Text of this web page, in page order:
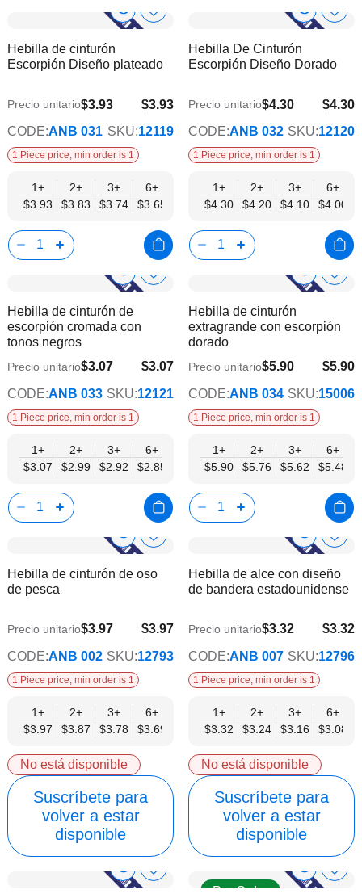
Show
Info
Añadir
lista
deseos
Hebilla de cinturón
Escorpión Diseño plateado
$3.93
$3.18
Precio unitario$3.93
CODE:ANB 031 SKU:12119
1 Piece price, min order is 1
1+
$3.93
2+
$3.83
3+
$3.74
6+
$3.65
12+
$3.46
15+
$3.37
18+
$3.27
24+
$3.18
Show
Info
lista
Hebilla De Cinturón
Escorpión Diseño Dorado
$4.30
$3.48
Precio unitario$4.30
CODE:ANB 032 SKU:12120
1 Piece price, min order is 1
1+
$4.30
2+
$4.20
3+
$4.10
6+
$4.00
Show
Info
Añadir
deseos
Hebilla de cinturón de
escorpión cromada con
tonos negros
$3.07
$2.48
Precio unitario$3.07
CODE:ANB 033 SKU:12121
1 Piece price, min order is 1
1+
$3.07
2+
$2.99
3+
$2.92
6+
$2.85
12+
$2.70
15+
$2.63
18+
$2.55
24+
$2.48
Show
Info
lista
Hebilla de cinturón
extragrande con escorpión
dorado
$5.90
$4.78
Precio unitario$5.90
CODE:ANB 034 SKU:15006
1 Piece price, min order is 1
1+
$5.90
2+
$5.76
3+
$5.62
6+
$5.48
Show
Info
Añadir
la
deseos
Hebilla de cinturón de oso
de pesca
$3.97
$3.21
Precio unitario$3.97
CODE:ANB 002 SKU:12793
1 Piece price, min order is 1
1+
$3.97
2+
$3.87
3+
$3.78
6+
$3.69
12+
$3.50
15+
$3.40
18+
$3.31
24+
$3.21
No está disponible
Suscríbete para
volver a estar
disponible
Show
Info la
lista
Hebilla de alce con diseño
de bandera estadounidense
$3.32
$2.69
Precio unitario$3.32
CODE:ANB 007 SKU:12796
1 Piece price, min order is 1
1+
$3.32
2+
$3.24
3+
$3.16
6+
$3.08
No está disponible
Suscríbete para
volver a estar
disponible
ShowAñadir
Pre Order
Show